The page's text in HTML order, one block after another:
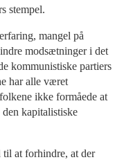
stempel.
mangel på
modsætninger i det
kommunistiske partiers
har alle været
ikke formåede at
kapitalistiske
at forhindre, at der